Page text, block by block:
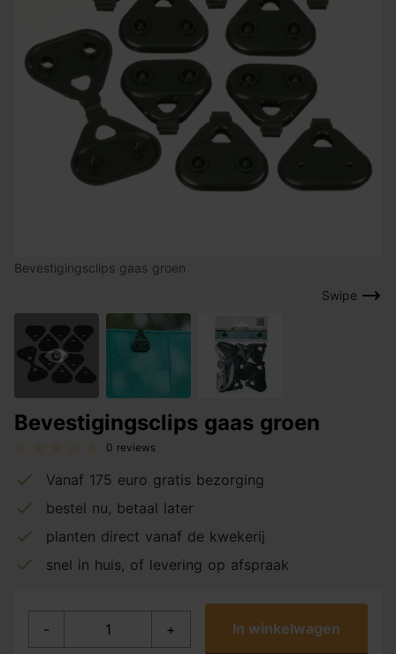
Swipe
Bevestigingsclips gaas groen
Bevestigingsclips gaas groen
0 reviews
Vanaf 175 euro gratis bezorging
bestel nu, betaal later
planten direct vanaf de kwekerij
snel in huis, of levering op afspraak
- + In winkelwagen